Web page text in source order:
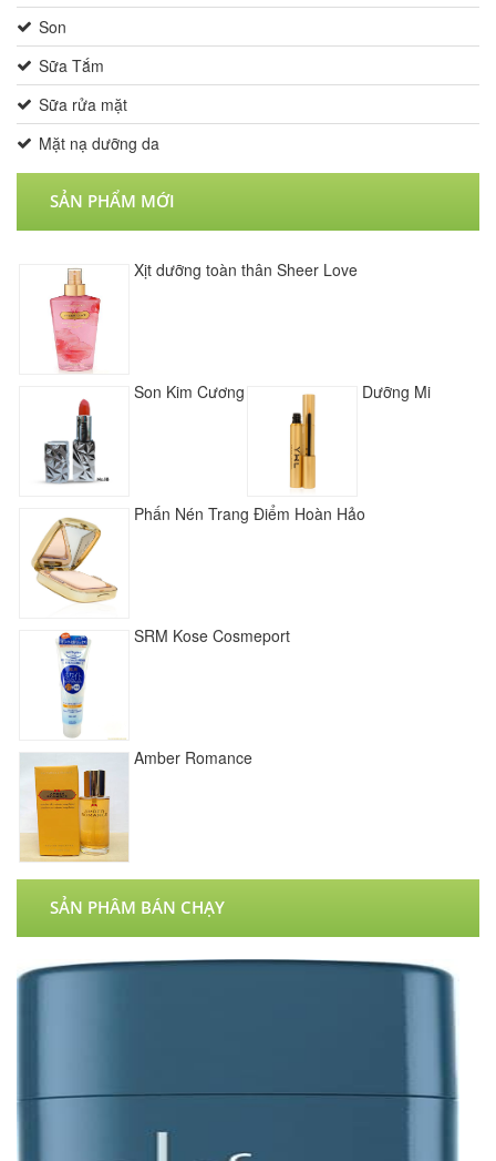
Son
Sữa Tắm
Sữa rửa mặt
Mặt nạ dưỡng da
SẢN PHẨM MỚI
Xịt dưỡng toàn thân Sheer Love
Son Kim Cương Dưỡng Mi
Phấn Nén Trang Điểm Hoàn Hảo
SRM Kose Cosmeport
Amber Romance
SẢN PHÂM BÁN CHẠY